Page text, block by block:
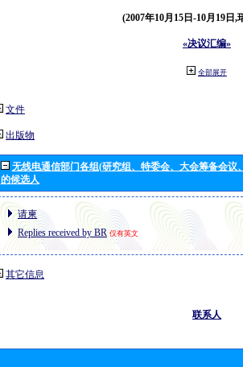
(2007年10月15日-10月19日,
«决议汇编»
全部展开
文件
出版物
无线电通信部门各组(研究组、特委会、大会筹备会议
的候选人
请柬
Replies received by BR 仅有英文
其它信息
联系人